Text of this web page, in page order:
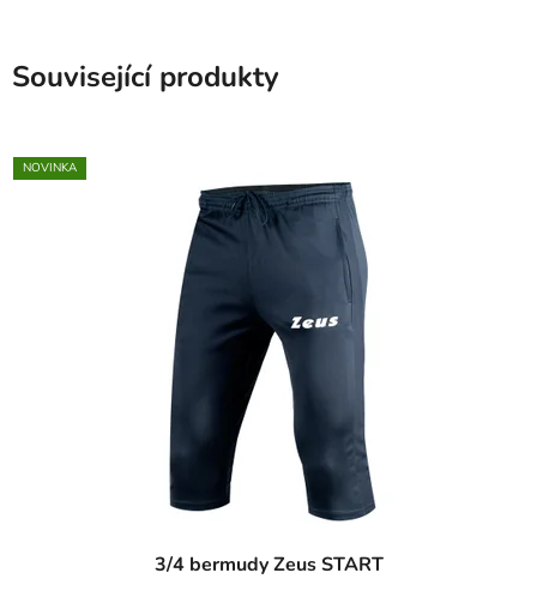
Související produkty
NOVINKA
3/4 bermudy Zeus START